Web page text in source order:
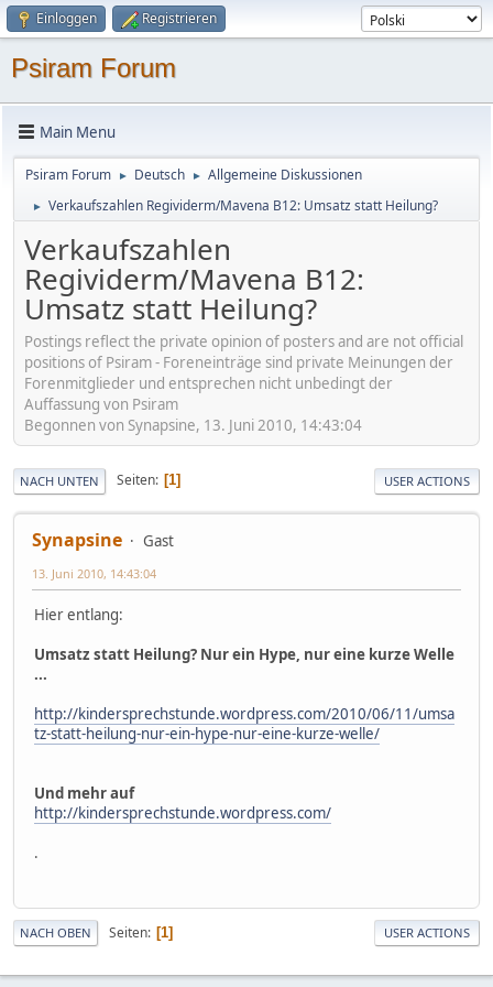
Einloggen Registrieren
Psiram Forum
Main Menu
Psiram Forum ► Deutsch ► Allgemeine Diskussionen
► Verkaufszahlen Regividerm/Mavena B12: Umsatz statt Heilung?
Verkaufszahlen
Regividerm/Mavena B12:
Umsatz statt Heilung?
Postings reflect the private opinion of posters and are not official
positions of Psiram - Foreneinträge sind private Meinungen der
Forenmitglieder und entsprechen nicht unbedingt der
Auffassung von Psiram
Begonnen von Synapsine, 13. Juni 2010, 14:43:04
NACH UNTEN Seiten 1 USER ACTIONS
Synapsine Gast
13. Juni 2010, 14:43:04
Hier entlang:
Umsatz statt Heilung? Nur ein Hype, nur eine kurze Welle
...
http://kindersprechstunde.wordpress.com/2010/06/11/umsa
tz-statt-heilung-nur-ein-hype-nur-eine-kurze-welle/
Und mehr auf
http://kindersprechstunde.wordpress.com/
.
NACH OBEN Seiten 1 USER ACTIONS